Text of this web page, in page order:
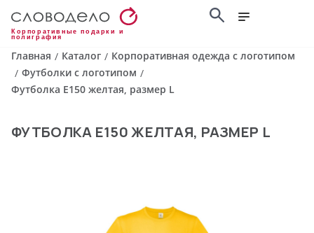
Корпоративные подарки и
полиграфия
Главная / Каталог / Корпоративная одежда с логотипом
/ Футболки с логотипом /
Футболка E150 желтая, размер L
ФУТБОЛКА E150 ЖЕЛТАЯ, РАЗМЕР L